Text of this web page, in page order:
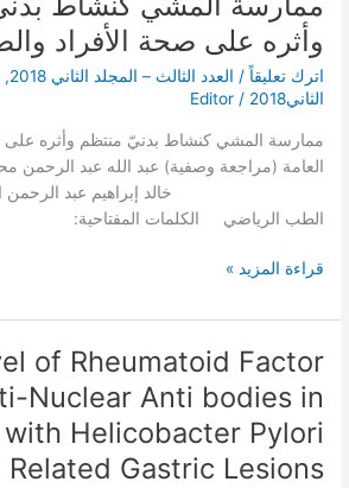
وأثره على صحة الأفراد
اترك تعليقاً / العدد الثالث – المجلد الثاني 2018 ,
الثاني2018
/
Editor
ممارسة المشي كنشاط بدنيّ منتظم وأثره على
العامة (مراجعة وصفية) عبد الله عبد
خالد إبراهيم عبد الرحمن
الطب الرياضي الكلمات المفتاحية:
المشي
كنشاط
بدنيّ
منتظم
وأثره
على
الأفراد
العامة
قراءة المزيد »
of Rheumatoid Factor
Nuclear Anti bodies in
Helicobacter Pylori
Related Gastric Lesions
Serum
Level
of
Rheumatoid
Factor